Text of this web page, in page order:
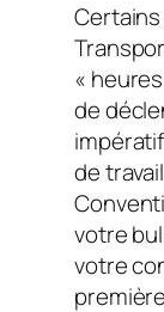
Certains
«
de
de
votre
votre